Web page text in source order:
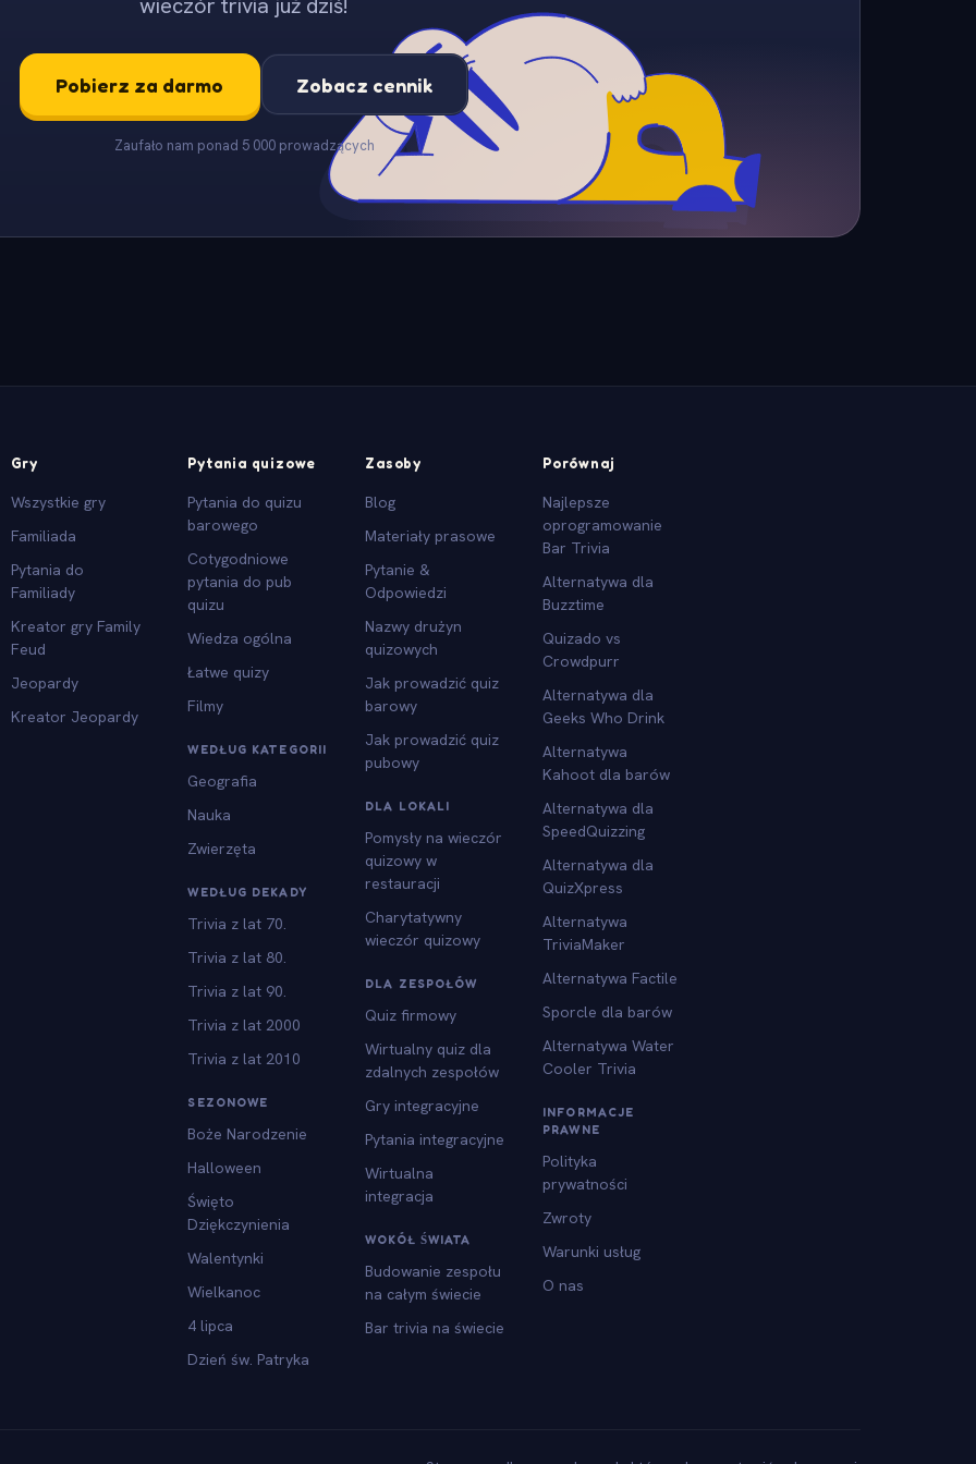
wieczór trivia już dziś!
Pobierz za darmo Zobacz cennik
Zaufało nam ponad 5 000 prowadzących
Gry
Wszystkie gry
Familiada
Pytania do
Familiady
Kreator gry Family
Feud
Jeopardy
Kreator Jeopardy
Pytania quizowe
Pytania do quizu
barowego
Cotygodniowe
pytania do pub
quizu
Wiedza ogólna
Łatwe quizy
Filmy
WEDŁUG KATEGORII
Geografia
Nauka
Zwierzęta
WEDŁUG DEKADY
Trivia z lat 70.
Trivia z lat 80.
Trivia z lat 90.
Trivia z lat 2000
Trivia z lat 2010
SEZONOWE
Boże Narodzenie
Halloween
Święto
Dziękczynienia
Walentynki
Wielkanoc
4 lipca
Dzień św. Patryka
Zasoby
Blog
Materiały prasowe
Pytanie &
Odpowiedzi
Nazwy drużyn
quizowych
Jak prowadzić quiz
barowy
Jak prowadzić quiz
pubowy
DLA LOKALI
Pomysły na wieczór
quizowy w
restauracji
Charytatywny
wieczór quizowy
DLA ZESPOŁÓW
Quiz firmowy
Wirtualny quiz dla
zdalnych zespołów
Gry integracyjne
Pytania integracyjne
Wirtualna
integracja
WOKÓŁ ŚWIATA
Budowanie zespołu
na całym świecie
Bar trivia na świecie
Porównaj
Najlepsze
oprogramowanie
Bar Trivia
Alternatywa dla
Buzztime
Quizado vs
Crowdpurr
Alternatywa dla
Geeks Who Drink
Alternatywa
Kahoot dla barów
Alternatywa dla
SpeedQuizzing
Alternatywa dla
QuizXpress
Alternatywa
TriviaMaker
Alternatywa Factile
Sporcle dla barów
Alternatywa Water
Cooler Trivia
INFORMACJE
PRAWNE
Polityka
prywatności
Zwroty
Warunki usług
O nas